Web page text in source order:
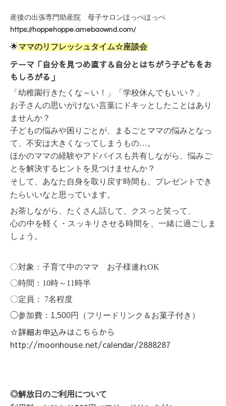
産後の出張専門助産院 母子サロンほっぺほっぺ
https://hoppehoppe.amebaownd.com/
🌟ママのリフレッシュタイム☆座談会
テーマ「自分を見つめ直す＆自分とはちがう子どもをお
もしろがる」
「幼稚園行きたくな～い！」「学校休んでもいい？」
お子さんの思いがけない言葉にドキッとしたことはあり
ませんか？
子どもの悩みや困りごとが、まるごとママの悩みとなっ
て、不安は大きくなってしまうもの…。
ほかのママの経験やアドバイスも共有しながら、悩みご
とを解決するヒントを見つけませんか？
そして、あなた自身を取り戻す時間も、プレゼントでき
たらいいなと思っています。
お茶しながら、たくさん話して、クスっと笑って、
心の中を軽く・スッキリさせる時間を、 一緒に過ごしま
しょう。
〇対象：子育て中のママ お子様連れOK
〇時間： 10時～ 11 時半
〇定員： 7名程度
◯参加費： 1,500円（フリードリンク＆お菓子付き）
☆詳細お申込みはこちらから
http://moonhouse.net/calendar/2888287
◎解放日のご利用について